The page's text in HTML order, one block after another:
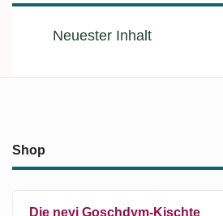
Neuester Inhalt
Shop
Die neyi Goschdym-Kischte